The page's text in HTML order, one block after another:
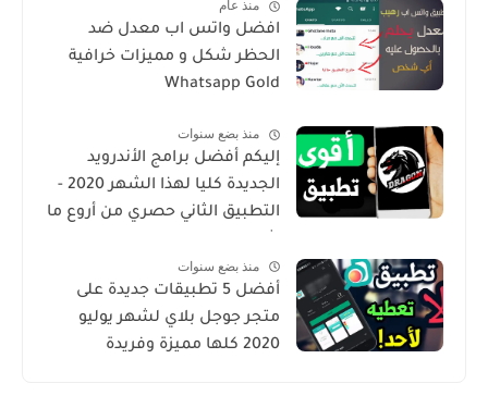
منذ عام
افضل واتس اب معدل ضد
الحظر شكل و مميزات خرافية
Whatsapp Gold
منذ بضع سنوات
إليكم أفضل برامج الأندرويد
الجديدة كليا لهذا الشهر 2020 -
التطبيق الثاني حصري من أروع ما
منذ بضع سنوات
أفضل 5 تطبيقات جديدة على
متجر جوجل بلاي لشهر يوليو
2020 كلها مميزة وفريدة